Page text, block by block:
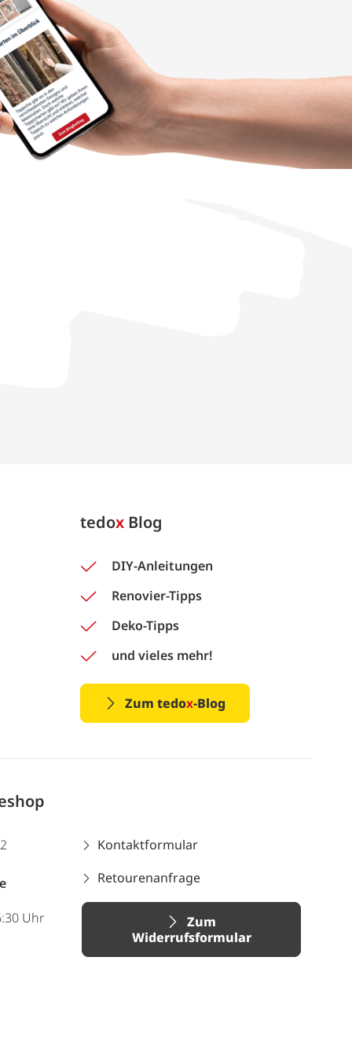
tedox Blog
DIY-Anleitungen
Renovier-Tipps
Deko-Tipps
und vieles mehr!
Zum tedox-Blog
Uhr
Kontaktformular
Retourenanfrage
Zum
Widerrufsformular